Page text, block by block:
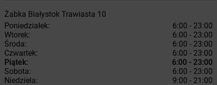
Żabka Białystok Trawiasta 10
Poniedziałek:
6:00 - 23:00
Wtorek:
6:00 - 23:00
Środa:
6:00 - 23:00
Czwartek:
6:00 - 23:00
Piątek:
6:00 - 23:00
Sobota:
6:00 - 23:00
Niedziela:
9:00 - 21:00